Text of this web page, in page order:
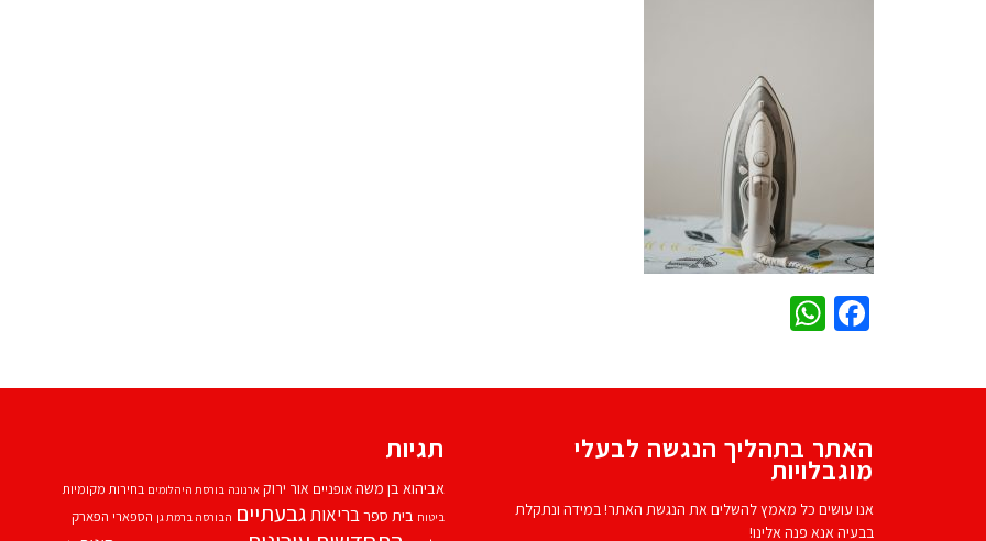
Facebook
האתר בתהליך הנגשה לבעלי
מוגבלויות
אנו עושים כל מאמץ להשלים את הנגשת האתר! במידה ונתקלת
בבעיה אנא פנה אלינו!
תגיות
אביהוא בן משהאופניים אור ירוק ארנונה בורסת היהלומים בחירות מקומיות
ביטוח בית ספרבריאותגבעתיים הבורסה ברמת גן הספארי הפארק